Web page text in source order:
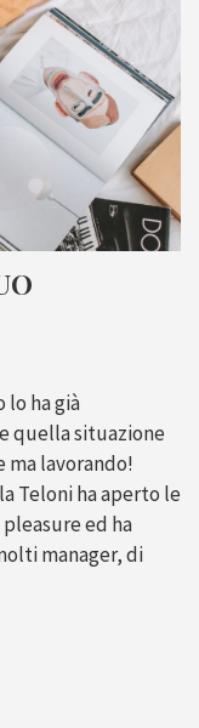
lo ha già
quella situazione
ma lavorando!
Teloni ha aperto le
ed ha
manager, di